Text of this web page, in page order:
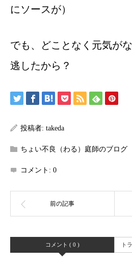
にソースが）
でも、どことなく元気が
逃したから？
投稿者: takeda
ちょい不良（わる）庭師のブログ
コメント: 0
コメント ( 0 ) ト